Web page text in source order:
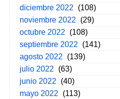
diciembre 2022
(108)
noviembre 2022
(29)
octubre 2022
(108)
septiembre 2022
(141)
agosto 2022
(139)
julio 2022
(63)
junio 2022
(40)
mayo 2022
(113)